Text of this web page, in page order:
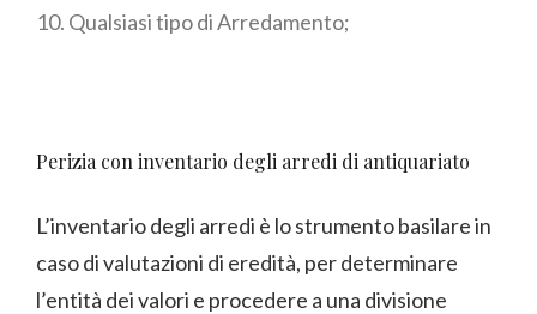
Qualsiasi tipo di Arredamento;
Perizia con inventario degli arredi di antiquariato
L’inventario degli arredi è lo strumento basilare in
caso di valutazioni di eredità, per determinare
l’entità dei valori e procedere a una divisione